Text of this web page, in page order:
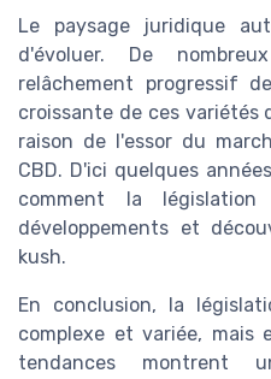
Le paysage juridique
d'évoluer. De
relâchement progressif
croissante de ces variétés
raison de l'essor du
CBD. D'ici quelques
comment la
développements et
kush.
En conclusion, la
complexe et variée, mais
tendances montrent